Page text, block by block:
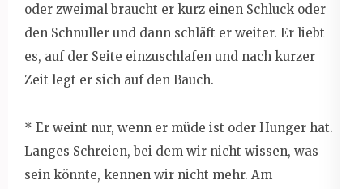
oder zweimal braucht er kurz einen Schluck oder
den Schnuller und dann schläft er weiter. Er liebt
es, auf der Seite einzuschlafen und nach kurzer
Zeit legt er sich auf den Bauch.
* Er weint nur, wenn er müde ist oder Hunger hat.
Langes Schreien, bei dem wir nicht wissen, was
sein könnte, kennen wir nicht mehr. Am